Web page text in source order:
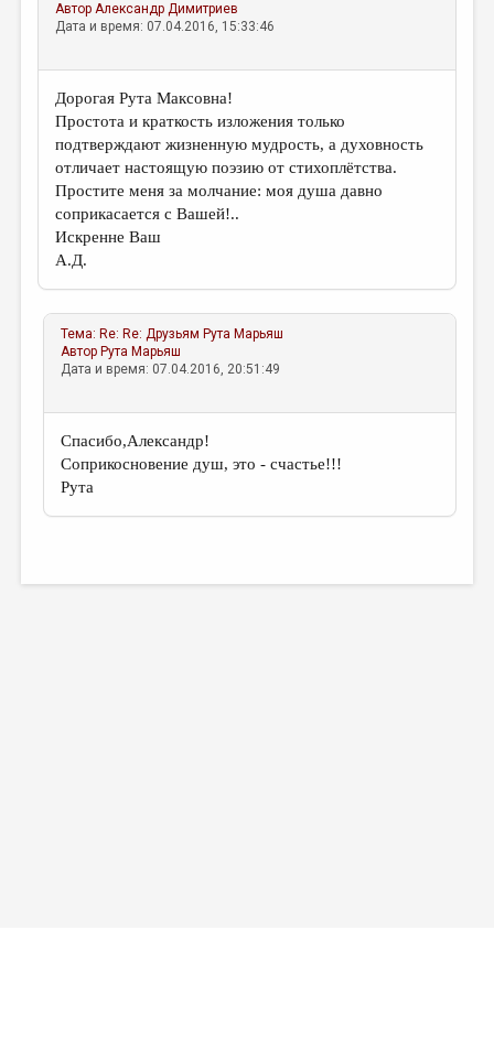
АвторАлександр Димитриев
Дата и время: 07.04.2016, 15:33:46
Дорогая Рута Максовна!
Простота и краткость изложения только
подтверждают жизненную мудрость, а духовность
отличает настоящую поэзию от стихоплётства.
Простите меня за молчание: моя душа давно
соприкасается с Вашей!..
Искренне Ваш
А.Д.
Тема: Re: Re: Друзьям Рута Марьяш
Автор Рута Марьяш
Дата и время: 07.04.2016, 20:51:49
Спасибо,Александр!
Соприкосновение душ, это - счастье!!!
Рута